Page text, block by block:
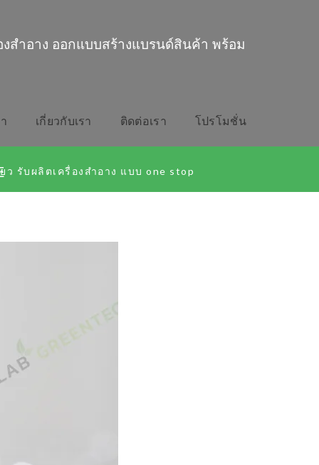
สำอาง ออกแบบสร้างแบรนด์สินค้า พร้อม
เกี่ยวกับเรา ติดต่อเรา โปรโมชั่น
รับผลิตเครื่องสำอาง แบบ one stop